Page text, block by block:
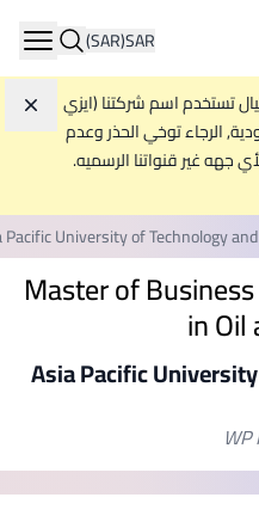
SAR
(SAR)
تستخدم اسم شركتنا (ايزي
الرجاء توخي الحذر وعدم
جهه غير قنواتنا الرسميه.
Pacific University of Technology
Master of
in
Asia Pacific